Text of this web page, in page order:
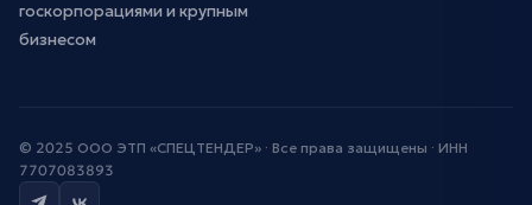
госкорпорациями и крупным
бизнесом
© 2025 ООО ЭТП «СПЕЦТЕНДЕР» · Все права защищены · ИНН
7707083893